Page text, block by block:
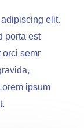
elit.
porta est
orci semr
ipsum